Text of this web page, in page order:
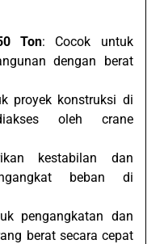
Ton: Cocok untuk
dengan berat
proyek konstruksi di
oleh crane
kestabilan dan
beban di
pengangkatan dan
berat secara cepat